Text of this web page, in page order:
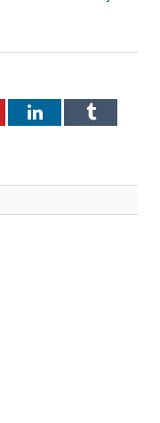
LinkedInTumblr